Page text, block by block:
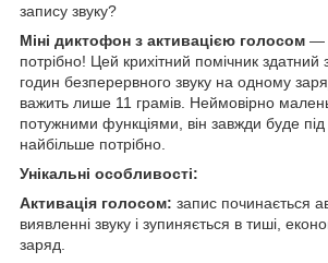
запису звуку?
Міні диктофон з активацією голосом —
потрібно! Цей крихітний помічник здатний
годин безперервного звуку на одному
важить лише 11 грамів. Неймовірно
потужними функціями, він завжди буде
найбільше потрібно.
Унікальні особливості:
Активація голосом: запис починається
виявленні звуку і зупиняється в тиші,
заряд.